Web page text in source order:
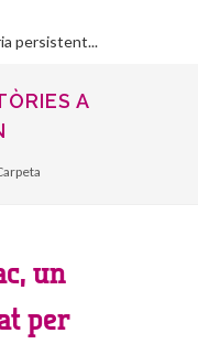
persistent...
A
un
per